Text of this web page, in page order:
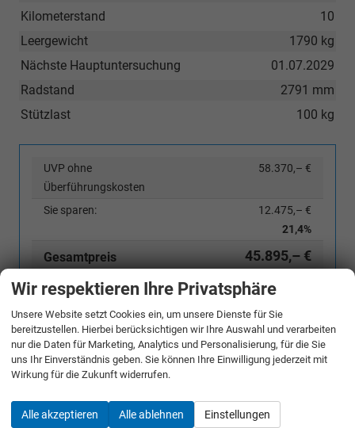
10
Kilometerstand
1790 kg
Leergewicht
01.07.2029
Nächste Hauptuntersuchung
2791 mm
Radstand
100 kg
Stützlast
UVP ohne
Überführungskosten
58.370,– €
Sie sparen:
12.475,– €
21,4%
Gesamtpreis 45.895,– €
Bestellunterlagen anfordern
Angebot anfordern
Merken
Wir respektieren Ihre Privatsphäre
Unsere Website setzt Cookies ein, um unsere Dienste für Sie
bereitzustellen. Hierbei berücksichtigen wir Ihre Auswahl und verarbeiten
nur die Daten für Marketing, Analytics und Personalisierung, für die Sie
uns Ihr Einverständnis geben. Sie können Ihre Einwilligung jederzeit mit
Wirkung für die Zukunft widerrufen.
Alle akzeptieren Alle ablehnen Einstellungen